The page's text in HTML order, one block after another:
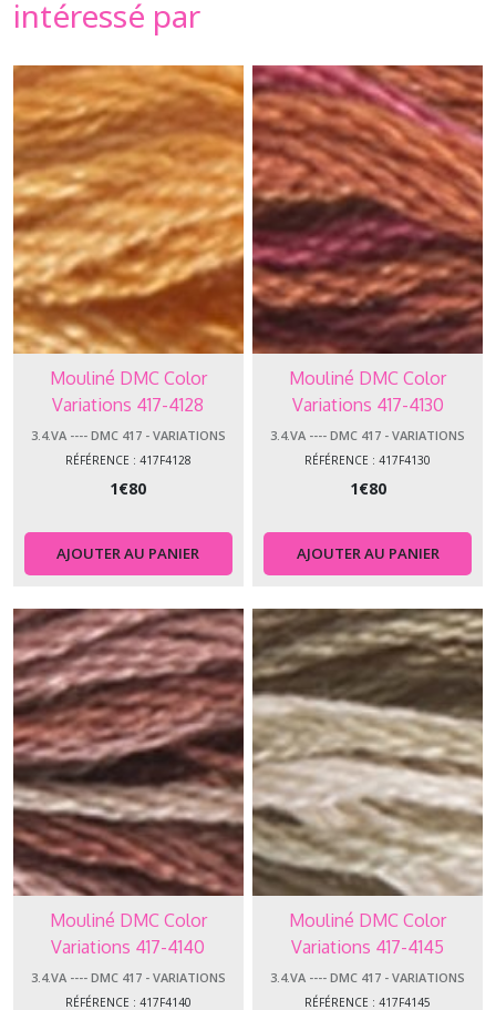
intéressé par
Mouliné DMC Color
Variations 417-4128
3.4.VA ---- DMC 417 - VARIATIONS
RÉFÉRENCE : 417F4128
1€80
AJOUTER AU PANIER
Mouliné DMC Color
Variations 417-4130
3.4.VA ---- DMC 417 - VARIATIONS
RÉFÉRENCE : 417F4130
1€80
AJOUTER AU PANIER
Mouliné DMC Color
Variations 417-4140
3.4.VA ---- DMC 417 - VARIATIONS
RÉFÉRENCE : 417F4140
Mouliné DMC Color
Variations 417-4145
3.4.VA ---- DMC 417 - VARIATIONS
RÉFÉRENCE : 417F4145